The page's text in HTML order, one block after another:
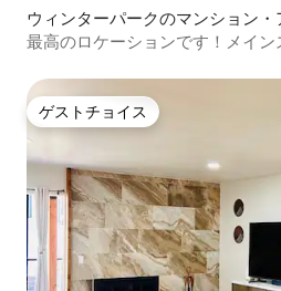
ウィンターパークのマンション・
最高のロケーションです！メイン
ゲストチョイス
ゲストチョイス